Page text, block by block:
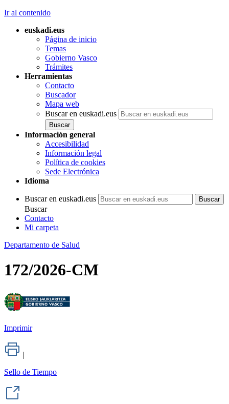
Ir al contenido
euskadi.eus
Página de inicio
Temas
Gobierno Vasco
Trámites
Herramientas
Contacto
Buscador
Mapa web
Buscar en euskadi.eus
Información general
Accesibilidad
Información legal
Política de cookies
Sede Electrónica
Idioma
Buscar en euskadi.eus
Buscar
Contacto
Mi carpeta
Departamento de Salud
172/2026-CM
Imprimir
|
Sello de Tiempo